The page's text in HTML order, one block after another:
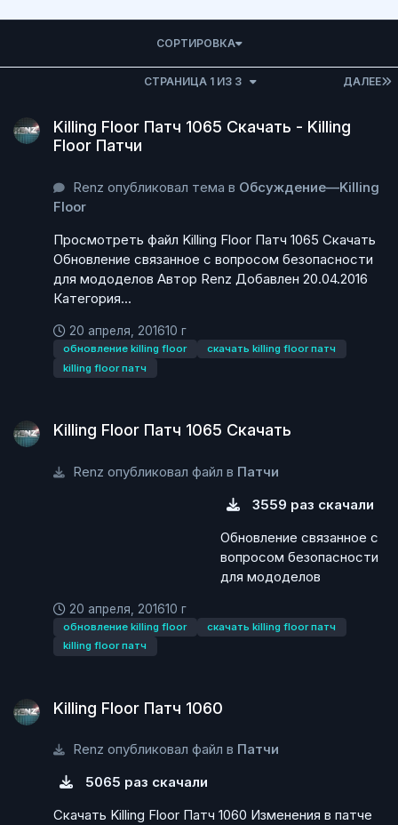
ДАЛЕЕ
СТРАНИЦА 1 ИЗ 3
СОРТИРОВКА
Killing Floor Патч 1065 Скачать - Killing
Floor Патчи
Renz опубликовал тема в Обсуждение—Killing
Floor
Просмотреть файл Killing Floor Патч 1065 Скачать
Обновление связанное с вопросом безопасности
для мододелов Автор Renz Добавлен 20.04.2016
Категория...
20 апреля, 201610 г
обновление killing floor
скачать killing floor патч
killing floor патч
Killing Floor Патч 1065 Скачать
Renz опубликовал файл в Патчи
3559 раз скачали
Обновление связанное с
вопросом безопасности
для мододелов
20 апреля, 201610 г
обновление killing floor
скачать killing floor патч
killing floor патч
Killing Floor Патч 1060
Renz опубликовал файл в Патчи
5065 раз скачали
Скачать Killing Floor Патч 1060 Изменения в патче